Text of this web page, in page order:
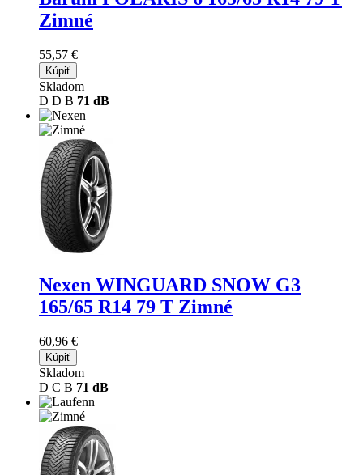
Zimné
55,57 €
Kúpiť
Skladom
D D B 71 dB
Nexen WINGUARD SNOW G3
165/65 R14 79 T Zimné
60,96 €
Kúpiť
Skladom
D C B 71 dB